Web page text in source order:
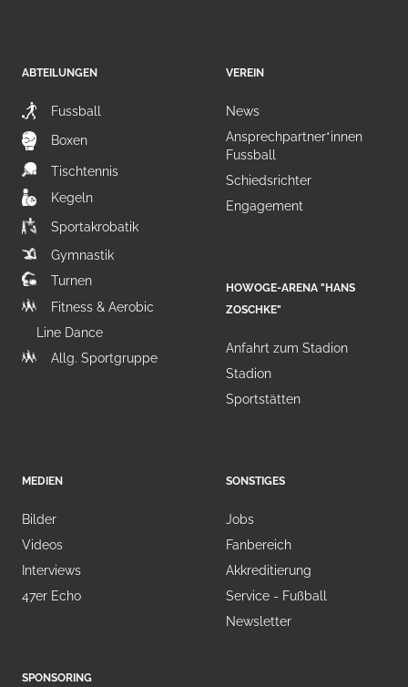
ABTEILUNGEN
Fussball
Boxen
Tischtennis
Kegeln
Sportakrobatik
Gymnastik
Turnen
Fitness & Aerobic
Line Dance
Allg. Sportgruppe
VEREIN
News
Ansprechpartner*innen
Fussball
Schiedsrichter
Engagement
HOWOGE-ARENA "HANS
ZOSCHKE"
Anfahrt zum Stadion
Stadion
Sportstätten
MEDIEN
Bilder
Videos
Interviews
47er Echo
SPONSORING
SONSTIGES
Jobs
Fanbereich
Akkreditierung
Service - Fußball
Newsletter